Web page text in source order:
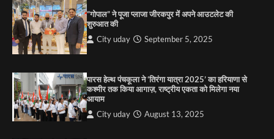
“गोपाल” ने पूजा प्लाजा जीरकपुर में अपने आउटलेट की
शुरुआत की
City uday September 5, 2025
पारस हेल्थ पंचकूला ने ‘तिरंगा यात्रा 2025’ का हरियाणा से
कश्मीर तक किया आगाज़, राष्ट्रीय एकता को मिलेगा नया
आयाम
City uday August 13, 2025